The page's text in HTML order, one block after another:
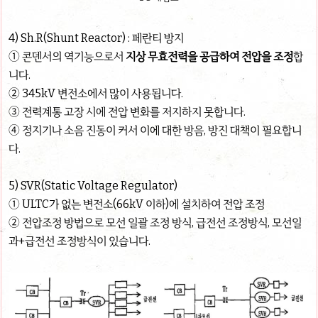
4) Sh.R(Shunt Reactor) : 페란티 방지
① 콘덴서의 역기능으로서 지상 무효전력을 공급하여 전압을 조정합
니다.
② 345kV 변전소에서 많이 사용됩니다.
③ 전력계통 고장 시에 전압 변화를 저지하지 못합니다.
④ 정지기나 소음 진동이 커서 이에 대한 방음, 방진 대책이 필요합니
다.
5) SVR(Static Voltage Regulator)
① ULTC가 없는 변전소(66kV 이하)에 설치하여 전압 조정
② 전압조정 방법으로 모선 일괄 조정 방식, 급전선 조정방식, 모선일
과+급전선 조정방식이 있습니다.